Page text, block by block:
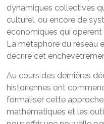
dynamiques collectives
culturel, ou encore de
économiques qui opèrent
La métaphore du réseau
décrire cet
Au cours des dernières
historiennes ont
formaliser cette
mathématiques et les